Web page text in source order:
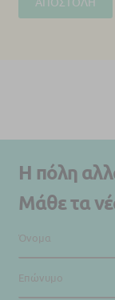
Η πόλη
Μάθε τα